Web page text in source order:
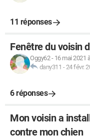
11 réponses
Fenêtre du voisin
Oggy62- 16 mai 2021
dany311 -24 févr.
6 réponses
Mon voisin a
contre mon chien